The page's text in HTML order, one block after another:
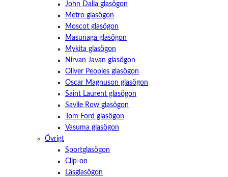
John Dalia glasögon
Metro glasögon
Moscot glasögon
Masunaga glasögon
Mykita glasögon
Nirvan Javan glasögon
Oliver Peoples glasögon
Oscar Magnuson glasögon
Saint Laurent glasögon
Savile Row glasögon
Tom Ford glasögon
Vasuma glasögon
Övrigt
Sportglasögon
Clip-on
Läsglasögon